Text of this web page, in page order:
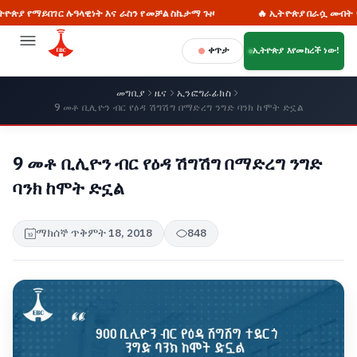
ሉዓላዊነት እና ራስን የመቻል ስኬታማ ጉዞ 🔥 ኢትዮጵያ በራሷ መብት የፈቃድ
ቀጥታ ኢትዮጵያ እየመከረች ነው!
መግቢያ ዜና
ኢንፎግራፊክስ
9 መቶ ቢሊዮን ብር የዕዳ ሽግሽግ በማድረግ ንግድ ባንክ ከሞት ድኗል
9 መቶ ቢሊዮን ብር የዕዳ ሽግሽግ በማድረግ ንግድ
ባንክ ከሞት ድኗል
ማክሰኞ ጥቅምት 18, 2018 848